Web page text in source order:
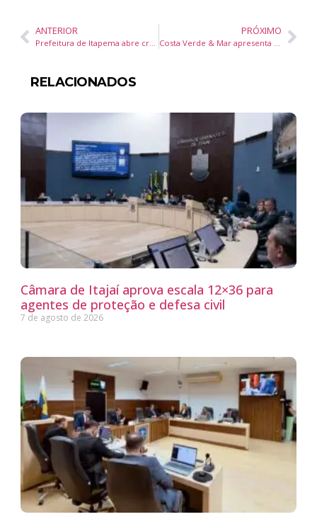
ANTERIOR
Prefeitura de Itapema abre credenciamento para artistas e produtores culturais em Santa Catarina
PRÓXIMO
Costa Verde & Mar apresenta atrativos turísticos na BNT Mercosul em Balneário Camboriú
RELACIONADOS
Câmara de Itajaí aprova escala 12×36 para
agentes de proteção e defesa civil
7 de agosto de 2026